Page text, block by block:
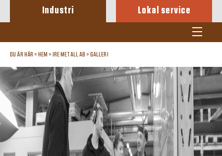
Industri Lokal service
DU ÄR HÄR » HEM » IRE METALL AB » GALLERI